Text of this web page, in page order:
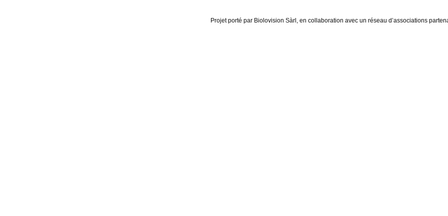
Projet porté par Biolovision Sàrl, en collaboration avec un réseau d’associations